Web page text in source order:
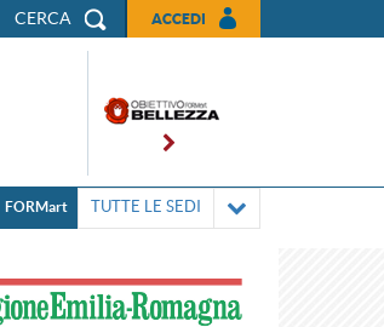
ACCEDI
CERCA
FORMart TUTTE LE SEDI